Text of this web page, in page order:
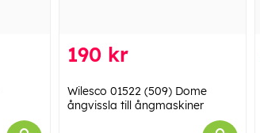
190 kr
Wilesco 01522 (509) Dome
ångvissla till ångmaskiner